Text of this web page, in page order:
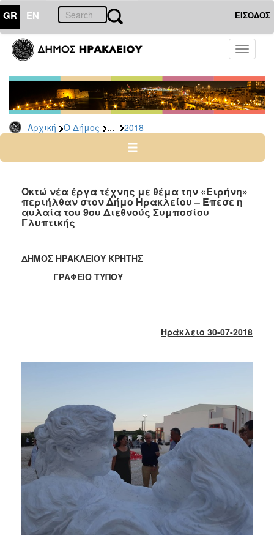
GR EN ΕΙΣΟΔΟΣ
Toggle
Αρχική Ο Δήμος ... 2018
ΔΗΜΟΣ
Δελτία
Τύπου
Αρχείο
2026
2024
2022
2021
2019
2018
2010
2006
ΤΟΠΟΣ
ΠΟΛΙΤΙΣΜΟΣ
Οκτώ νέα έργα τέχνης με θέμα την «Ειρήνη»
περιήλθαν στον Δήμο Ηρακλείου – Έπεσε η
αυλαία του 9ου Διεθνούς Συμποσίου
Γλυπτικής
ΔΗΜΟΣ ΗΡΑΚΛΕΙΟΥ ΚΡΗΤΗΣ
ΓΡΑΦΕΙΟ ΤΥΠΟΥ
Ηράκλειο 30-07-2018